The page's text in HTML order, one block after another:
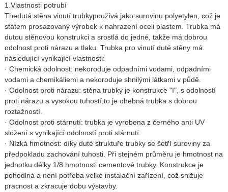
1. Vlastnosti potrubí
Thedutá stěna vinutí trubkypoužívá jako surovinu polyetylen, což je
státem prosazovaný výrobek k nahrazení oceli plastem. Trubka má
dutou stěnovou konstrukci a srostlá do jedné, takže má dobrou
odolnost proti nárazu a tlaku. Trubka pro vinutí duté stěny má
následující vynikající vlastnosti:
· Chemická odolnost: nekoroduje odpadními vodami, odpadními
vodami a chemikáliemi a nekoroduje shnilými látkami v půdě.
· Odolnost proti nárazu: stěna trubky je konstrukce "I", s odolností
proti nárazu a vysokou tuhostí;to je ohebná trubka s dobrou
roztažností.
· Odolnost proti stárnutí: trubka je vyrobena z černého anti UV
složení s vynikající odolností proti stárnutí.
· Nízká hmotnost: díky duté struktuře trubky se šetří suroviny za
předpokladu zachování tuhosti. Při stejném průměru je hmotnost na
jednotku délky 1/8 hmotnosti cementové trubky. Konstrukce je
pohodlná a není potřeba velké instalační zařízení, což snižuje
pracnost a zkracuje dobu výstavby.